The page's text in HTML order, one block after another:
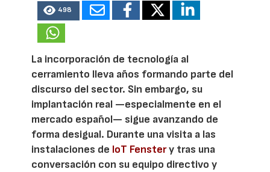
498
La incorporación de tecnología al
cerramiento lleva años formando parte del
discurso del sector. Sin embargo, su
implantación real —especialmente en el
mercado español— sigue avanzando de
forma desigual. Durante una visita a las
instalaciones de IoT Fenstery tras una
conversación con su equipo directivo y